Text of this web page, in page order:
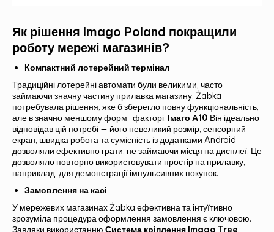
Альтернатива:
Як рішення Imago Poland покращили
роботу мережі магазинів?
Компактний лотерейний термінал
Традиційні лотерейні автомати були великими, часто
займаючи значну частину прилавка магазину. Żabka
потребувала рішення, яке б зберегло повну функціональність,
але в значно меншому форм-факторі. Імаго А10 Він ідеально
відповідав цій потребі — його невеликий розмір, сенсорний
екран, швидка робота та сумісність із додатками Android
дозволяли ефективно грати, не займаючи місця на дисплеї. Це
дозволяло повторно використовувати простір на прилавку,
наприклад, для демонстрації імпульсивних покупок.
Замовлення на касі
У мережевих магазинах Żabka ефективна та інтуїтивно
зрозуміла процедура оформлення замовлення є ключовою.
Завдяки використанню Система кріплення Imago Tree,